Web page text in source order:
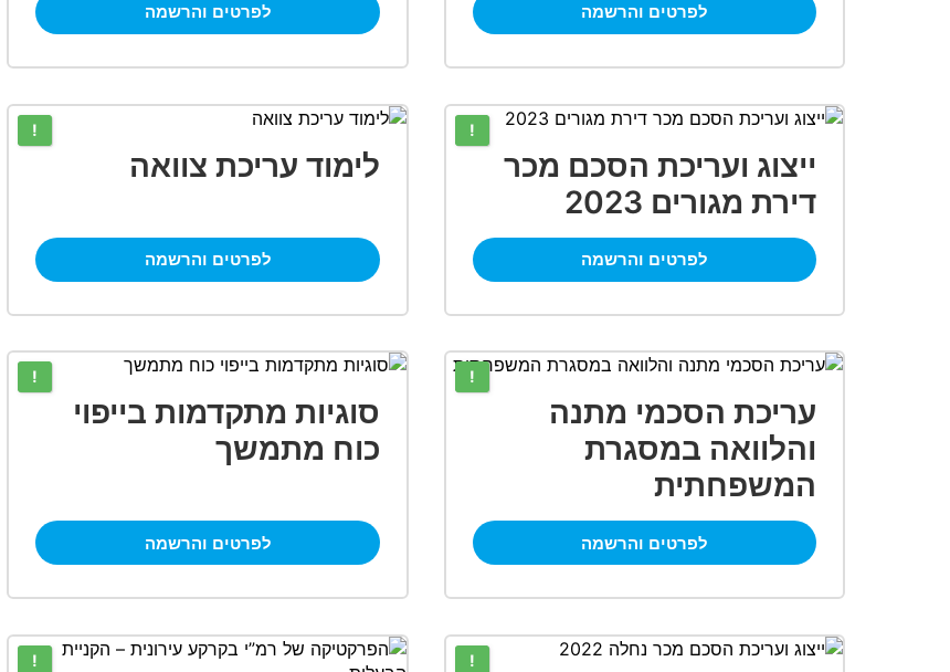
לפרטים והרשמה לפרטים והרשמה
!
ייצוג ועריכת הסכם מכר
דירת מגורים 2023
לפרטים והרשמה
!
לימוד עריכת צוואה
לפרטים והרשמה
!
עריכת הסכמי מתנה
והלוואה במסגרת
המשפחתית
לפרטים והרשמה
!
סוגיות מתקדמות בייפוי
כוח מתמשך
לפרטים והרשמה
!
!